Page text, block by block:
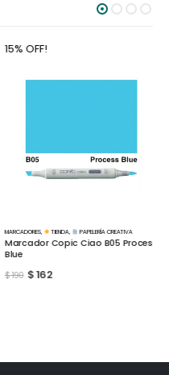
15% OFF!
MARCADORES, TIENDA, PAPELERÍA CREATIVA
Marcador Copic Ciao B05 Process
Blue
190 $ 162